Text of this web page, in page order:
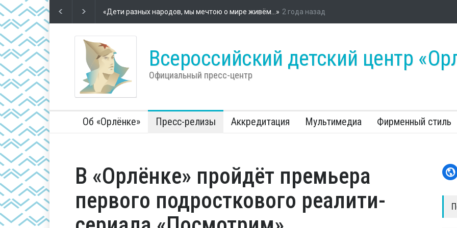
Футбол – школа жизни
Во Всероссийском детском центре «Орлёнок» стартовала энергетическая
2 года назад
Всероссийский детский центр
Официальный пресс-центр
Об «Орлёнке» Пресс-релизы Аккредитация Мультимедиа Фирменный стиль
В «Орлёнке» пройдёт премьера
первого подросткового реалити-